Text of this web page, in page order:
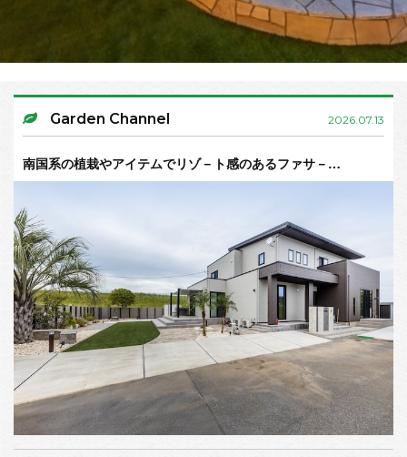
Garden Channel 2026.07.13
南国系の植栽やアイテムでリゾ－ト感のあるファサ－…